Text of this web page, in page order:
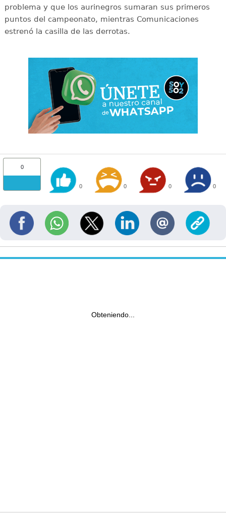
problema y que los aurinegros sumaran sus primeros
puntos del campeonato, mientras Comunicaciones
estrenó la casilla de las derrotas.
0
0 0 0 0
Obteniendo...